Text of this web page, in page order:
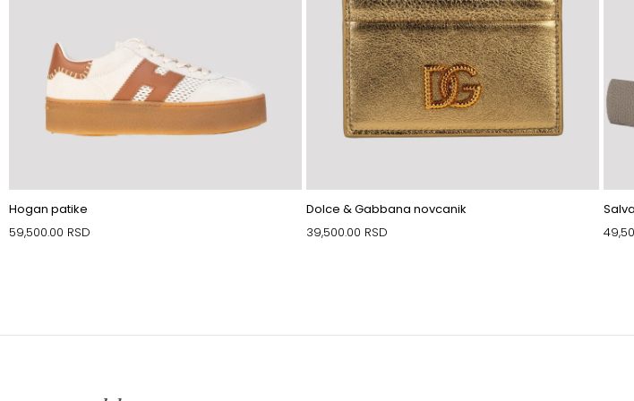
Hogan patike
59,500.00 RSD
Dolce & Gabbana novcanik
39,500.00 RSD